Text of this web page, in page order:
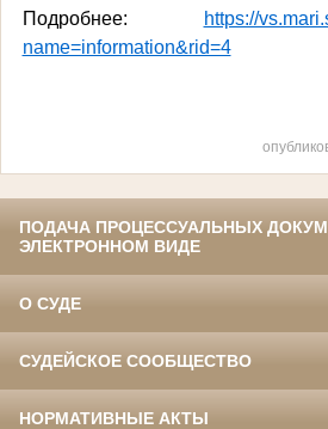
Подробнее:
https://
name=information&rid=4
ПОДАЧА ПРОЦЕССУАЛЬНЫХ
ЭЛЕКТРОННОМ ВИДЕ
О СУДЕ
СУДЕЙСКОЕ СООБЩЕСТВО
НОРМАТИВНЫЕ АКТЫ